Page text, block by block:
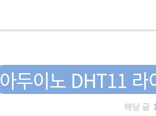
아두이노 DHT11 라
해당 글 1